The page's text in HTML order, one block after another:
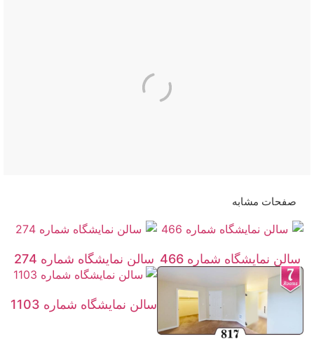
صفحات مشابه
سالن نمایشگاه شماره 466 سالن نمایشگاه شماره 274
سالن نمایشگاه شماره 1103